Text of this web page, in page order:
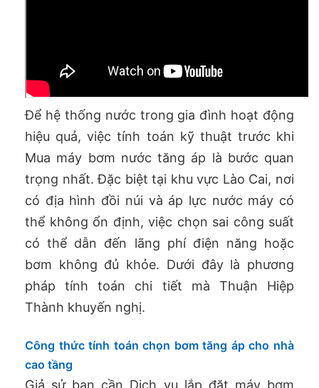
Để hệ thống nước trong gia đình hoạt động
hiệu quả, việc tính toán kỹ thuật trước khi
Mua máy bơm nước tăng áp là bước quan
trọng nhất. Đặc biệt tại khu vực Lào Cai, nơi
có địa hình đồi núi và áp lực nước máy có
thể không ổn định, việc chọn sai công suất
có thể dẫn đến lãng phí điện năng hoặc
bơm không đủ khỏe. Dưới đây là phương
pháp tính toán chi tiết mà Thuận Hiệp
Thành khuyến nghị.
Công thức tính toán chọn bơm tăng áp cho nhà
cao tầng
Giả sử bạn cần Dịch vụ lắp đặt máy bơm